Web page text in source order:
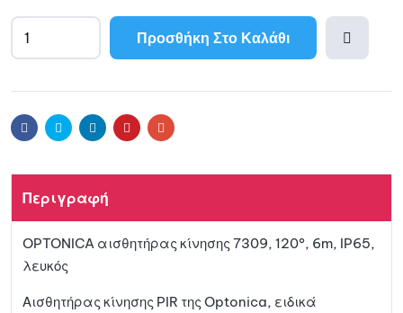
Προσθήκη Στο Καλάθι
αγαπη
FacebookTwitter LinkedinPinterestEmail
Περιγραφή
OPTONICA αισθητήρας κίνησης 7309, 120°, 6m, IP65,
λευκός
Αισθητήρας κίνησης PIR της Optonica, ειδικά